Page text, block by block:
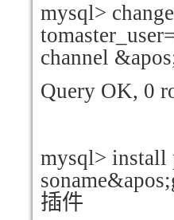
mysql>
channel
Query OK, 0
mysql> install
插件